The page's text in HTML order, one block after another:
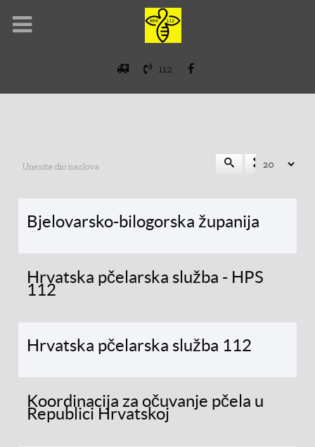
112
Unesite dio naslova Prikaz #
Bjelovarsko-bilogorska županija
Hrvatska pčelarska služba - HPS
112
Hrvatska pčelarska služba 112
Koordinacija za očuvanje pčela u
Republici Hrvatskoj